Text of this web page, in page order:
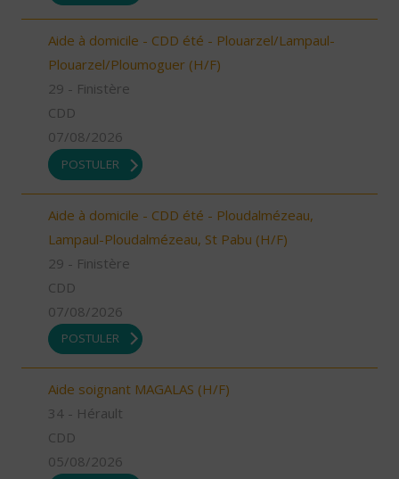
Aide à domicile - CDD été - Plouarzel/Lampaul-
Plouarzel/Ploumoguer (H/F)
29 - Finistère
CDD
07/08/2026
POSTULER
Aide à domicile - CDD été - Ploudalmézeau,
Lampaul-Ploudalmézeau, St Pabu (H/F)
29 - Finistère
CDD
07/08/2026
POSTULER
Aide soignant MAGALAS (H/F)
34 - Hérault
CDD
05/08/2026